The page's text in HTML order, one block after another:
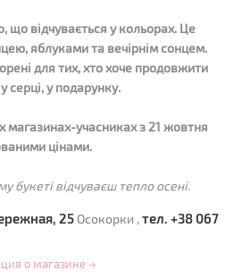
що відчувається у кольорах. Це
яблуками та вечірнім сонцем.
для тих, хто хоче продовжити
серці, у подарунку.
магазинах-учасниках з 21 жовтня
цінами.
букеті відчуваєш тепло осені.
25 Осокорки , тел. +38 067
о магазине →